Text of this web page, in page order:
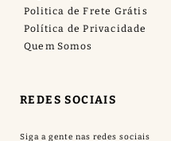
Politica de Frete Grátis
Política de Privacidade
Quem Somos
REDES SOCIAIS